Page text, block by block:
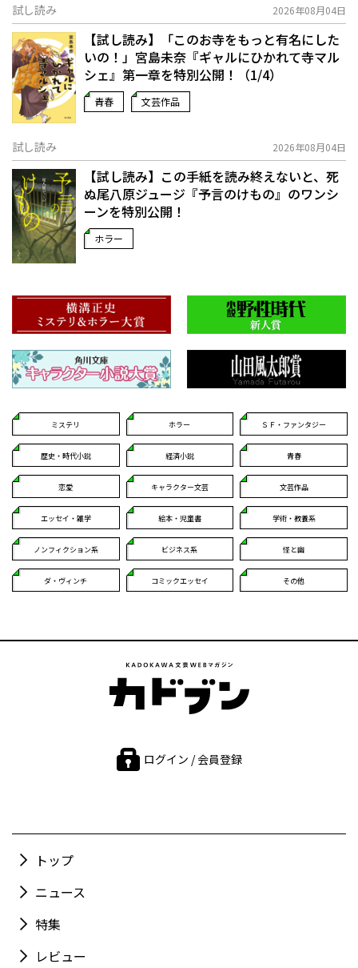
試し読み 2026年08月04日
【試し読み】「このお寺をもっと有名にした
いの！」宮島未奈『ギャルにひかれて寺マル
シェ』第一章を特別公開！（1/4）
青春 文芸作品
試し読み 2026年08月04日
【試し読み】この手紙を読み終えないと、死
ぬ――尾八原ジュージ『予言のけもの』のワンシ
ーンを特別公開！
ホラー
ミステリ ホラー ＳＦ・ファンタジー
歴史・時代小説 経済小説 青春
恋愛 キャラクター文芸 文芸作品
エッセイ・雑学 絵本・児童書 学術・教養系
ノンフィクション系 ビジネス系 怪と幽
ダ・ヴィンチ コミックエッセイ その他
ログイン / 会員登録
トップ
ニュース
特集
レビュー